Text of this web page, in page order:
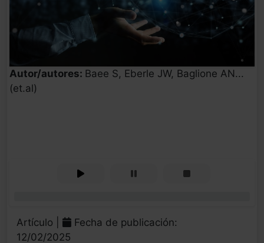
Autor/autores: Baee S, Eberle JW, Baglione AN...
(et.al)
Artículo |
Fecha de publicación:
12/02/2025